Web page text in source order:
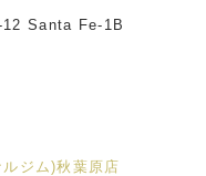
12 Santa Fe-1B
ジム)秋葉原店